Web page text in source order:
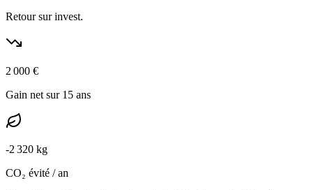
Retour sur invest.
2 000 €
Gain net sur 15 ans
-2 320 kg
CO₂ évité / an